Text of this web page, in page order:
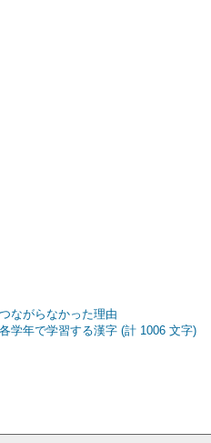
ながらなかった理由
学年で学習する漢字 (計 1006 文字)